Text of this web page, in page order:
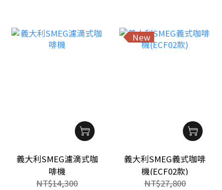
義大利SMEG濾滴式咖
啡機
NT$14,300
New
義大利SMEG義式咖啡
機(ECF02款)
NT$27,800